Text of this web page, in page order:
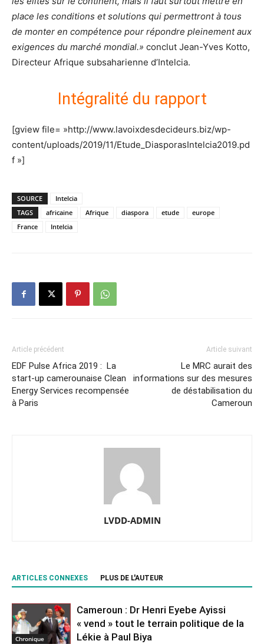
place les conditions et solutions qui permettront à tous
de monter en compétence pour répondre pleinement aux
exigences du marché mondial.» conclut Jean-Yves Kotto,
Directeur Afrique subsaharienne d’Intelcia.
Intégralité du rapport
[gview file= »http://www.lavoixdesdecideurs.biz/wp-
content/uploads/2019/11/Etude_DiasporasIntelcia2019.pd
f »]
SOURCE
Intelcia
TAGS
africaine Afrique diaspora etude
europe
France
Intelcia
Article précédent
EDF Pulse Africa 2019 : La
start-up camerounaise Clean
Energy Services recompensée
à Paris
Article suivant
Le MRC aurait des
informations sur des mesures
de déstabilisation du
Cameroun
LVDD-ADMIN
ARTICLES CONNEXES PLUS DE L'AUTEUR
Chronique
Cameroun : Dr Henri Eyebe Ayissi
« vend » tout le terrain politique de la
Lékie à Paul Biya